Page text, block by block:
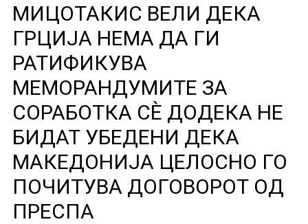
МИЦОТАКИС ВЕЛИ ДЕКА
ГРЦИЈА НЕМА ДА ГИ
РАТИФИКУВА
МЕМОРАНДУМИТЕ ЗА
СОРАБОТКА СЀ ДОДЕКА НЕ
БИДАТ УБЕДЕНИ ДЕКА
МАКЕДОНИЈА ЦЕЛОСНО ГО
ПОЧИТУВА ДОГОВОРОТ ОД
ПРЕСПА